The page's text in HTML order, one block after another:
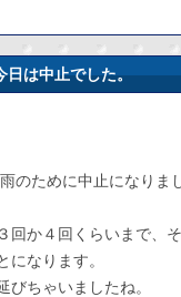
日は中止でした。
のために中止になりま
回か４回くらいまで、
になります。
びちゃいましたね。